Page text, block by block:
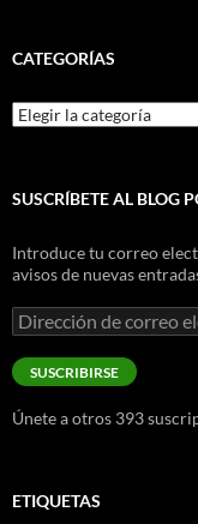
CATEGORÍAS
Categorías
SUSCRÍBETE AL BLOG
Introduce tu correo
avisos de nuevas
Dirección
de
correo
electrónico
SUSCRIBIRSE
Únete a otros 393
ETIQUETAS